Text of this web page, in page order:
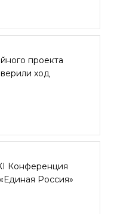
проекта
ход
Конференция
Россия»